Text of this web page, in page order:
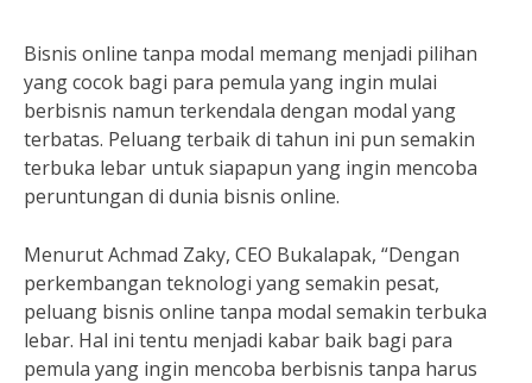
Bisnis online tanpa modal memang menjadi pilihan
yang cocok bagi para pemula yang ingin mulai
berbisnis namun terkendala dengan modal yang
terbatas. Peluang terbaik di tahun ini pun semakin
terbuka lebar untuk siapapun yang ingin mencoba
peruntungan di dunia bisnis online.
Menurut Achmad Zaky, CEO Bukalapak, “Dengan
perkembangan teknologi yang semakin pesat,
peluang bisnis online tanpa modal semakin terbuka
lebar. Hal ini tentu menjadi kabar baik bagi para
pemula yang ingin mencoba berbisnis tanpa harus